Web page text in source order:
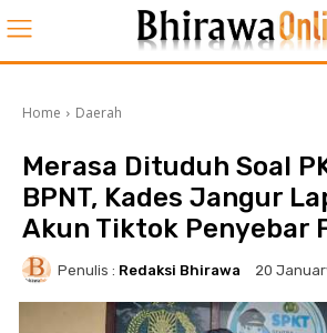
Home Daerah
Merasa Dituduh Soal
BPNT, Kades Jangur
Akun Tiktok Penyebar
Penulis : Redaksi Bhirawa 20